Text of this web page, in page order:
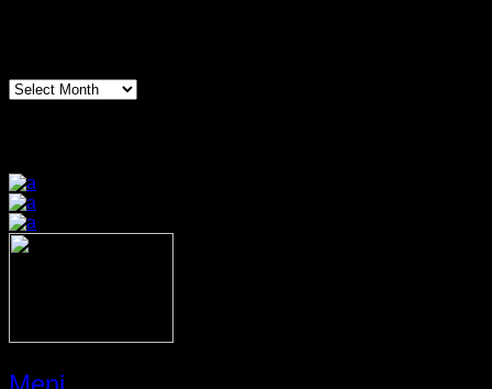
Arhiva